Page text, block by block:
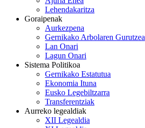
Lehendakaritza
Goraipenak
Aurkezpena
Gernikako Arbolaren Gurutzea
Lan Onari
Lagun Onari
Sistema Politikoa
Gernikako Estatutua
Ekonomia Ituna
Eusko Legebiltzarra
Transferentziak
Aurreko legealdiak
XII Legealdia